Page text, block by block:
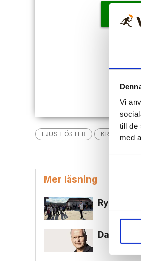
Vi
till de
med
KÖP
LJUS I ÖSTER KRÖNIKOR
Mer läsning
Ryktet
Dags att